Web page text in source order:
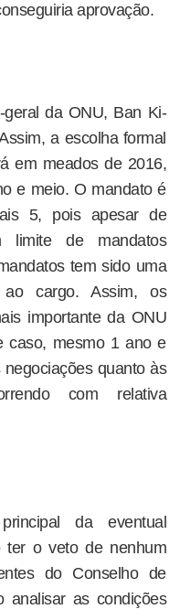
aprovação.
da ONU, Ban Ki-
a escolha formal
em meados de 2016,
e meio. O mandato é
5, pois apesar de
limite de mandatos
tem sido uma
cargo. Assim, os
importante da ONU
caso, mesmo 1 ano e
quanto às
com relativa
da eventual
ter o veto de nenhum
do Conselho de
analisar as condições